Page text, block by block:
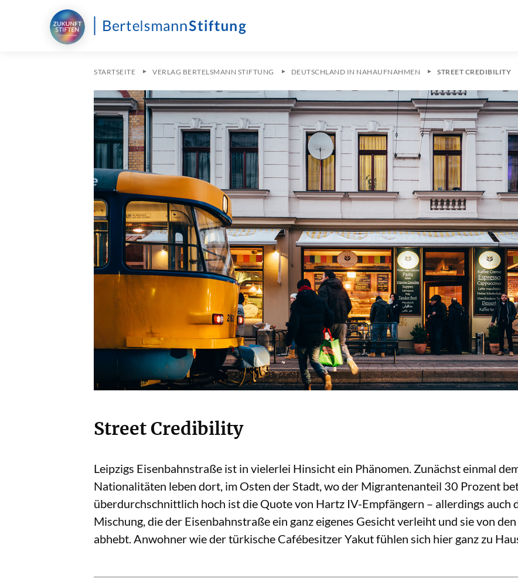
STARTSEITE VERLAG BERTELSMANN STIFTUNG DEUTSCHLAND IN NAHAUFNAHMEN STREET CREDIBILITY
Street Credibility
Leipzigs Eisenbahnstraße ist in vielerlei Hinsicht ein Phänomen. Zunächst einmal
Nationalitäten leben dort, im Osten der Stadt, wo der Migrantenanteil 30 Prozent
überdurchschnittlich hoch ist die Quote von Hartz IV-Empfängern – allerdings auch
Mischung, die der Eisenbahnstraße ein ganz eigenes Gesicht verleiht und sie von
abhebt. Anwohner wie der türkische Cafébesitzer Yakut fühlen sich hier ganz zu